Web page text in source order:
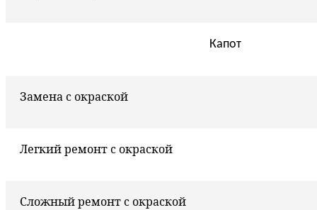
Капот
Замена с окраской
Легкий ремонт с окраской
Сложный ремонт с окраской